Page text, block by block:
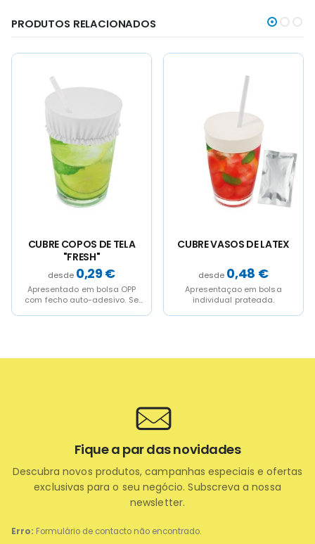
PRODUTOS RELACIONADOS
DE TELA
bolsa OPP
adesivo. Se
aberta
CUBRE VASOS DE LATEX
Apresentaçao em bolsa
individual prateada.
JARRA DE
Jarra especial
Jarra de vidro
ergonómica
Erro: Formulário de contacto não encontrado.
Fique a par das novidades
Descubra novos produtos, campanhas especiais e ofertas
exclusivas para o seu negócio. Subscreva a nossa
newsletter.